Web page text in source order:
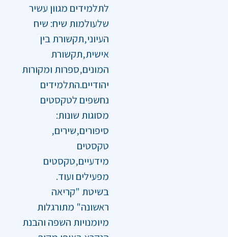
לתלמידים מגוון עשיר
שלעולמות שיח: שיח
העיוני‚תקשורת בין
אישית‚תקשורת
המונים‚ספרות ומקורות
יהודיים.התלמידים
נחשפים לטקסטים
מסוגות שונות:
סיפורים‚שירים‚
טקסטים
מידעיים‚טקסטים
מפעילים ועוד.
בשיטת "קריאה
ראשונה" מתורגלות
מיומנויות השפה והבנת